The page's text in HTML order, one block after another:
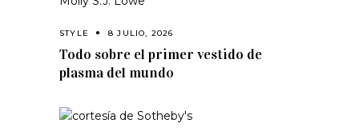
STYLE 8 JULIO, 2026
Todo sobre el primer vestido de
plasma del mundo